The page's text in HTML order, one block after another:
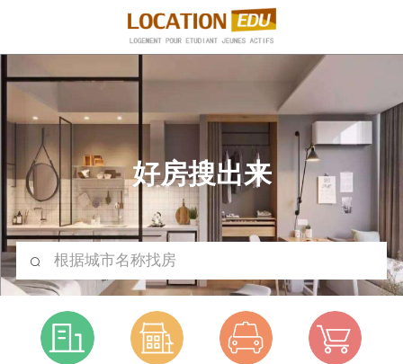
好房搜出来
根据城市名称找房